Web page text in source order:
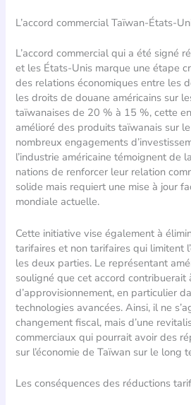
L’accord commercial Taïwan-États-
L’accord commercial qui a été signé
et les États-Unis marque une étape
des relations économiques entre les
les droits de douane américains sur
taïwanaises de 20 % à 15 %, cette
amélioré des produits taïwanais sur
nombreux engagements
l’industrie américaine témoignent de
nations de renforcer leur relation
solide mais requiert une mise à jour
mondiale actuelle.
Cette initiative vise également à
tarifaires et non tarifaires qui limitent
les deux parties. Le représentant
souligné que cet accord contribuerait
d’approvisionnement, en particulier
technologies avancées. Ainsi, il ne
changement fiscal, mais d’une
commerciaux qui pourrait avoir des
sur l’économie de Taïwan sur le long
Les conséquences des réductions